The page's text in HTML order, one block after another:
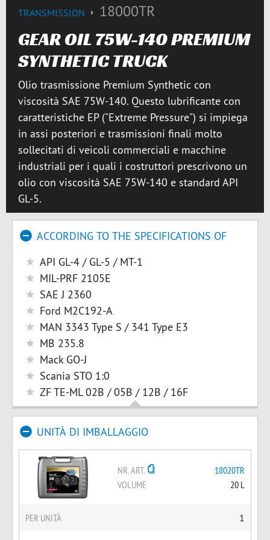
TRANSMISSION
18000TR
GEAR OIL 75W-140 PREMIUM
SYNTHETIC TRUCK
Olio trasmissione Premium Synthetic con
viscosità SAE 75W-140. Questo lubrificante con
caratteristiche EP ("Extreme Pressure") si impiega
in assi posteriori e trasmissioni finali molto
sollecitati di veicoli commerciali e macchine
industriali per i quali i costruttori prescrivono un
olio con viscosità SAE 75W-140 e standard API
GL-5.
ACCORDING TO THE SPECIFICATIONS OF
API GL-4 / GL-5 / MT-1
MIL-PRF 2105E
SAE J 2360
Ford M2C192-A
MAN 3343 Type S / 341 Type E3
MB 235.8
Mack GO-J
Scania STO 1:0
ZF TE-ML 02B / 05B / 12B / 16F
UNITÀ DI IMBALLAGGIO
NR. ART.
18020TR
VOLUME
20 L
PER UNITÀ 1